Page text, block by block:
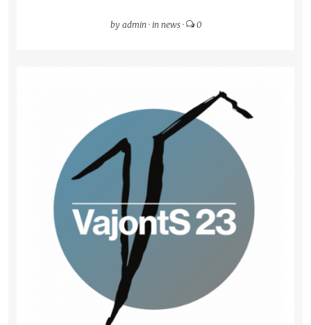
by admin· in news· 0
READ MORE